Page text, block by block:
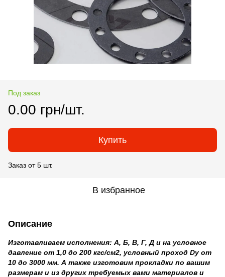
Под заказ
0.00 грн/шт.
Купить
Заказ от 5 шт.
В избранное
Описание
Изготавливаем исполнения: А, Б, В, Г, Д и на условное
давление от 1,0 до 200 кгс/см2, условный проход Dу от
10 до 3000 мм. А также изготовим прокладки по вашим
размерам и из других требуемых вами материалов и